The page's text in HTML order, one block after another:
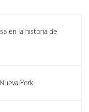
en la historia de
York